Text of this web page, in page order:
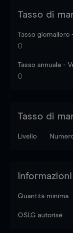
Tasso di
Tasso giornaliero
0
Tasso annuale -
0
Tasso di
Livello
Quantità minima
OSLG autorisé